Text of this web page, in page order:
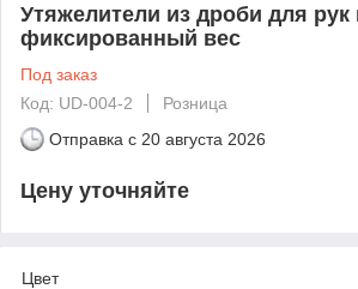
Утяжелители из дроби для рук
фиксированный вес
Под заказ
Код: UD-004-2
Розница
Отправка с 20 августа 2026
Цену уточняйте
Цвет